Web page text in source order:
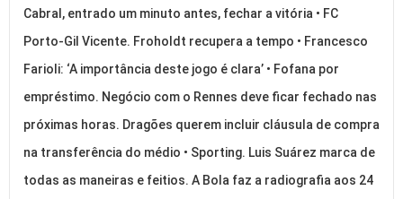
Cabral, entrado um minuto antes, fechar a vitória • FC
Porto-Gil Vicente. Froholdt recupera a tempo • Francesco
Farioli: ‘A importância deste jogo é clara’ • Fofana por
empréstimo. Negócio com o Rennes deve ficar fechado nas
próximas horas. Dragões querem incluir cláusula de compra
na transferência do médio • Sporting. Luis Suárez marca de
todas as maneiras e feitios. A Bola faz a radiografia aos 24